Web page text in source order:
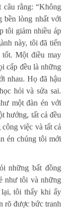
rằng: “Không
bền lòng nhất với
tôi giảm nhiều áp
này, tôi đã tiến
Một điều may
cấp đều là những
nhau. Họ đã hậu
hỏi và sửa sai.
một đàn én với
hướng, tất cả đều
việc và tất cả
én chúng tôi mới
những bất đồng
như tôi và những
tôi thấy khi ấy
rõ được bức tranh